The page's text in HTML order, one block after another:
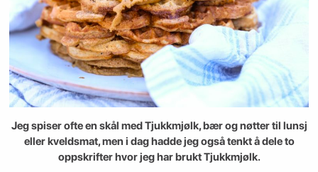
Jeg spiser ofte en skål med Tjukkmjølk, bær og nøtter til lunsj
eller kveldsmat, men i dag hadde jeg også tenkt å dele to
oppskrifter hvor jeg har brukt Tjukkmjølk.